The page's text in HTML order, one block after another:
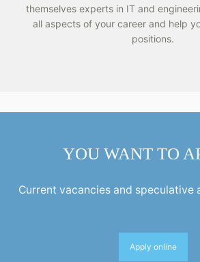
themselves experts in IT and
all aspects of your career and help
positions.
YOU WANT TO
Current vacancies and speculative
Apply online